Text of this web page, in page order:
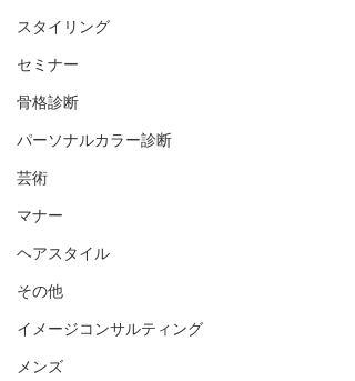
スタイリング
セミナー
骨格診断
パーソナルカラー診断
芸術
マナー
ヘアスタイル
その他
イメージコンサルティング
メンズ